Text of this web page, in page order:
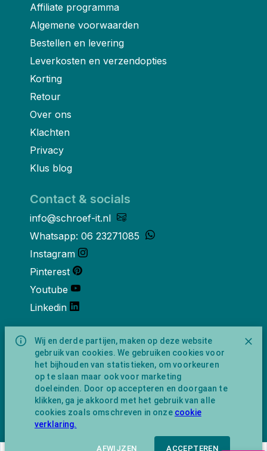
Wij en derde partijen, maken op deze website
gebruik van cookies. We gebruiken cookies voor
het bijhouden van statistieken, om voorkeuren
op te slaan maar ook voor marketing
doeleinden. Door op accepteren en doorgaan te
klikken, ga je akkoord met het gebruik van alle
cookies zoals omschreven in onze cookie
verklaring.
AFWIJZEN ACCEPTEREN
Affiliate programma
Algemene voorwaarden
Bestellen en levering
Leverkosten en verzendopties
Korting
Retour
Over ons
Klachten
Privacy
Klus blog
Contact & socials
info@schroef-it.nl
Whatsapp: 06 23271085
Instagram
Pinterest
Youtube
Linkedin
Over ons
Schroef-it is een handelsnaam van
NewFeather B.V. geregisteerd onder KVK
nummer 91702593 met BTW-
identificatienummer NL865743009B01.
Postadres Amsterdamseweg 91 1422 AC
Uithoorn (geen bezoekadres).